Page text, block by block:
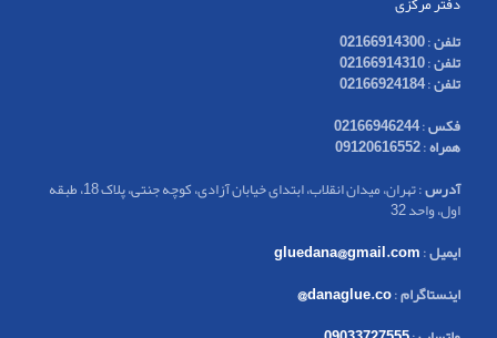
تلفن:
02166914300
تلفن:
02166914310
تلفن:
02166924184
فکس:
02166946244
همراه:
09120616552
آدرس
: تهران، میدان انقلاب، ابتدای خیابان آزادی، کوچه جنتی، پلاک 18، طبقه
اول، واحد 32
ایمیل:
gluedana@gmail.com
اینستاگرام:
danaglue.co@